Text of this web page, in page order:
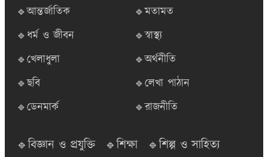
🔹আন্তর্জাতিক
🔹মতামত
🔹ধর্ম ও জীবন
🔹স্বাস্থ্য
🔹খেলাধুলা
🔹অর্থনীতি
🔹ছবি
🔹লেখা পাঠান
🔹ডেনমার্ক
🔹রাজনীতি
🔹বিজ্ঞান ও প্রযুক্তি 🔹শিক্ষা
🔹শিল্প ও সাহিত্য